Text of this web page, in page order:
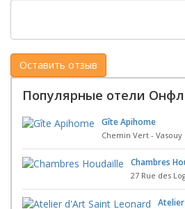
Популярные отели
Gîte Apihome
Chemin Vert - Vasouy
Chambres
27 Rue des